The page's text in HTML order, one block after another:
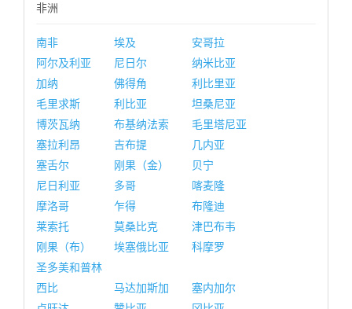
非洲
南非 埃及
安哥拉
阿尔及利亚
尼日尔
纳米比亚
加纳
佛得角
利比里亚
毛里求斯
利比亚
坦桑尼亚
博茨瓦纳
布基纳法索
毛里塔尼亚
塞拉利昂
吉布提
几内亚
塞舌尔
刚果（金）
贝宁
尼日利亚
多哥
喀麦隆
摩洛哥
乍得
布隆迪
莱索托
莫桑比克
津巴布韦
刚果（布）
埃塞俄比亚
科摩罗
圣多美和普林
西比
马达加斯加
塞内加尔